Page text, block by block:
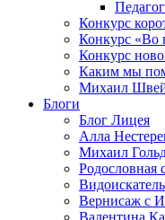
Конкурс
Конкурс «Во
Конкурс
Каким мы
Михаил
Блоги
Блог Лицея
Алла
Михаил
Вернисаж с